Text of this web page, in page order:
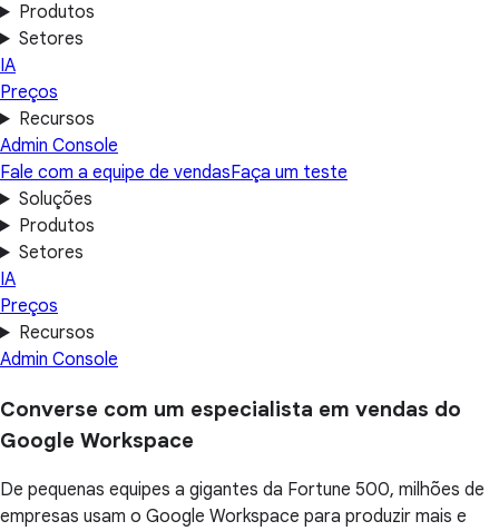
Produtos
Setores
IA
Preços
Recursos
Admin Console
Fale com a equipe de vendasFaça um teste
Soluções
Produtos
Setores
IA
Preços
Recursos
Admin Console
Converse com um especialista em vendas do
Google Workspace
De pequenas equipes a gigantes da Fortune 500, milhões de
empresas usam o Google Workspace para produzir mais e